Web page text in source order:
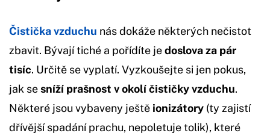
Čistička vzduchu nás dokáže některých nečistot
zbavit. Bývají tiché a pořídíte jedoslova za pár
tisíc. Určitě se vyplatí. Vyzkoušejte si jen pokus,
jak sesníží prašnost v okolí čističky vzduchu.
Některé jsou vybaveny ještě ionizátory (ty zajistí
dřívější spadání prachu, nepoletuje tolik), které